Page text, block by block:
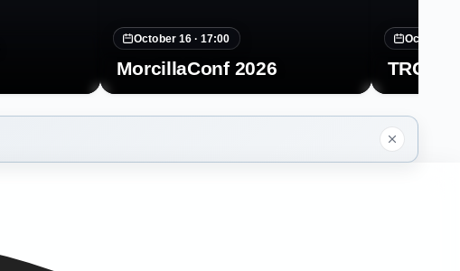
October 16 ·17:00
MorcillaConf 2026
October